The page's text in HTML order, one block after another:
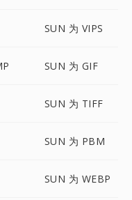
SUN 为 VIPS
SUN 为 GIF
SUN 为 TIFF
SUN 为 PBM
SUN 为 WEBP